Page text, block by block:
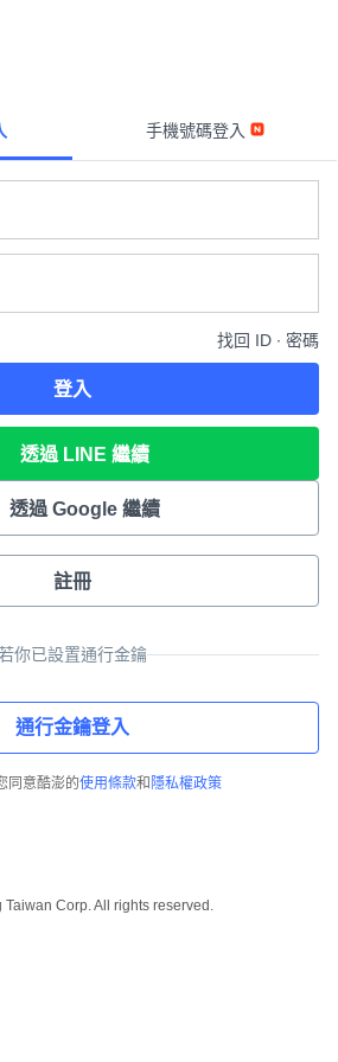
手機號碼登入
找回 ID ∙ 密碼
登入
透過 LINE 繼續
透過 Google 繼續
註冊
你已設置通行金鑰
通行金鑰登入
同意酷澎的使用條款和 隱私權政策
Corp. All rights reserved.